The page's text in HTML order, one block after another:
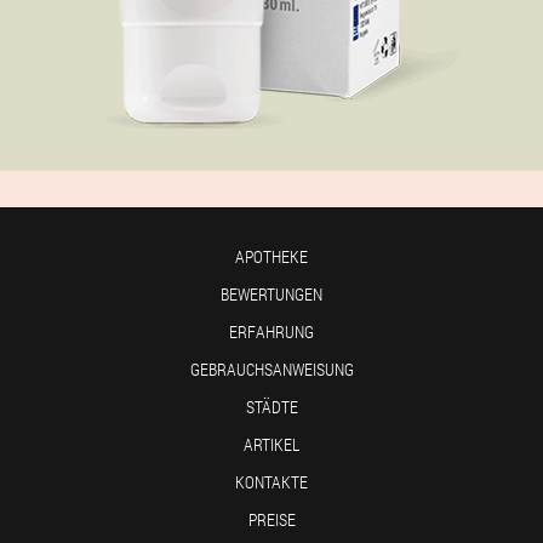
APOTHEKE
BEWERTUNGEN
ERFAHRUNG
GEBRAUCHSANWEISUNG
STÄDTE
ARTIKEL
KONTAKTE
PREISE